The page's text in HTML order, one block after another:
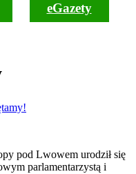
eGazety
pod Lwowem urodził się
parlamentarzystą i